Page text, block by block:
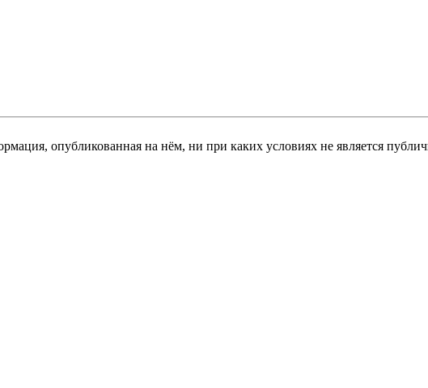
опубликованная на нём, ни при каких условиях не является